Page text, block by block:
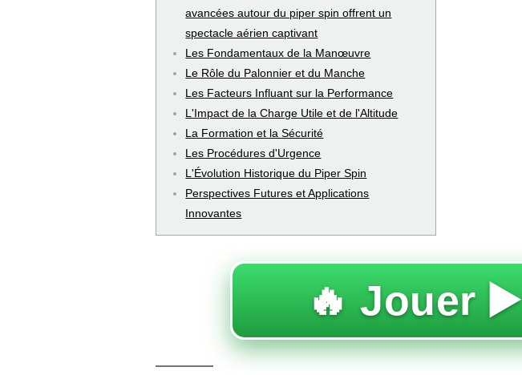
avancées autour du piper spin offrent un
spectacle aérien captivant
Les Fondamentaux de la Manœuvre
Le Rôle du Palonnier et du Manche
Les Facteurs Influant sur la Performance
L'Impact de la Charge Utile et de l'Altitude
La Formation et la Sécurité
Les Procédures d'Urgence
L'Évolution Historique du Piper Spin
Perspectives Futures et Applications
Innovantes
🔥 Jouer ▶️